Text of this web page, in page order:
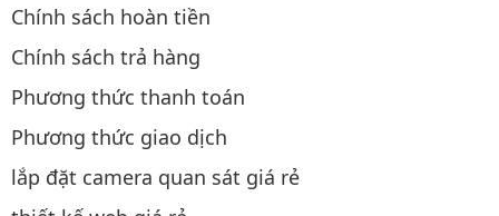
Chính sách hoàn tiền
Chính sách trả hàng
Phương thức thanh toán
Phương thức giao dịch
lắp đặt camera quan sát giá rẻ